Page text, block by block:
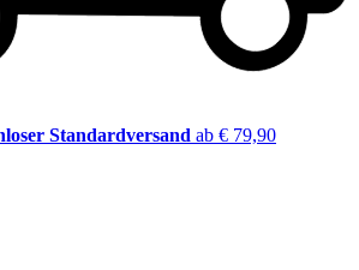
Standardversand ab € 79,90